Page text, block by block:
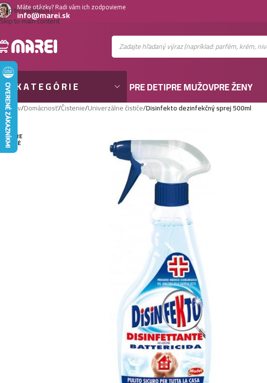
Skip to navigation
Skip to main content
Máte otázky? Radi vám ich zodpovieme
info@marei.sk
KATEGÓRIE PRE DETIPRE MUŽOVPRE ŽENY
Domov/Domácnosť/Čistenie/Univerzálne čističe/Disinfekto dezinfekčný sprej 500ml
VYPRE
DANÉ